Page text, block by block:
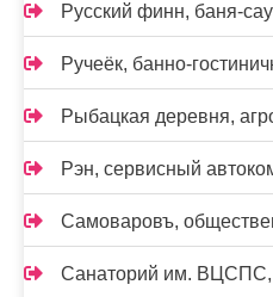
Русский финн, баня-
Ручеёк, банно-
Рыбацкая деревня,
Рэн, сервисный
Самоваровъ,
Санаторий им. ВЦСПС,